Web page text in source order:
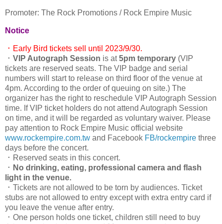
Promoter: The Rock Promotions / Rock Empire Music
Notice
．Early Bird tickets sell until 2023/9/30.
． VIP Autograph Session is at5pm temporary (VIP
tickets are reserved seats. The VIP badge and serial
numbers will start to release on third floor of the venue at
4pm. According to the order of queuing on site.) The
organizer has the right to reschedule VIP Autograph Session
time. If VIP ticket holders do not attend Autograph Session
on time, and it will be regarded as voluntary waiver. Please
pay attention to Rock Empire Music official website
www.rockempire.com.tw and Facebook FB/rockempire three
days before the concert.
．Reserved seats in this concert.
． No drinking, eating, professional camera and flash
light in the venue.
．Tickets are not allowed to be torn by audiences. Ticket
stubs are not allowed to entry except with extra entry card if
you leave the venue after entry.
．One person holds one ticket, children still need to buy